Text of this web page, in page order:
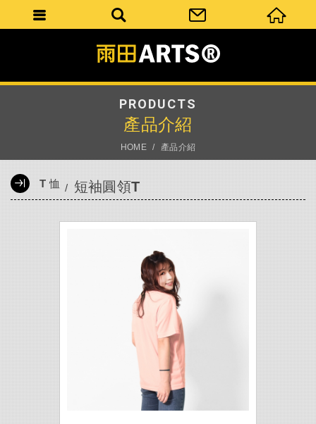
PRODUCTS
產品介紹
HOME 產品介紹
T 恤 短袖圓領T